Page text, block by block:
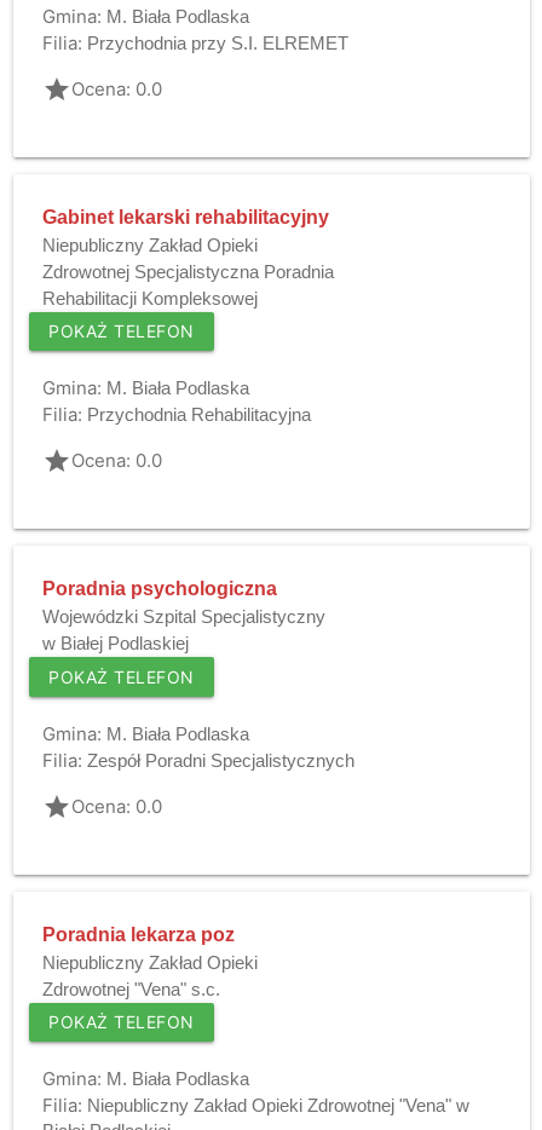
Gmina: M. Biała Podlaska
Filia: Przychodnia przy S.I. ELREMET
gradeOcena: 0.0
Gabinet lekarski rehabilitacyjny
Niepubliczny Zakład Opieki
Zdrowotnej Specjalistyczna Poradnia
Rehabilitacji Kompleksowej
POKAŻ TELEFON
Gmina: M. Biała Podlaska
Filia: Przychodnia Rehabilitacyjna
gradeOcena: 0.0
Poradnia psychologiczna
Wojewódzki Szpital Specjalistyczny
w Białej Podlaskiej
POKAŻ TELEFON
Gmina: M. Biała Podlaska
Filia: Zespół Poradni Specjalistycznych
gradeOcena: 0.0
Poradnia lekarza poz
Niepubliczny Zakład Opieki
Zdrowotnej "Vena" s.c.
POKAŻ TELEFON
Gmina: M. Biała Podlaska
Filia: Niepubliczny Zakład Opieki Zdrowotnej "Vena" w